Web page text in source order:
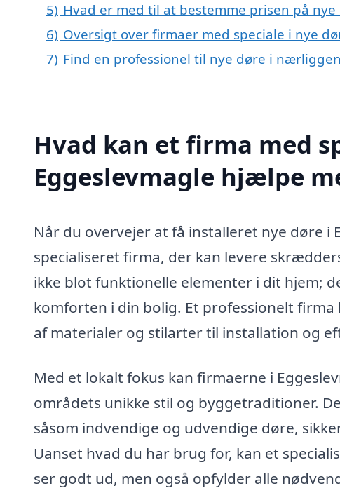
5) Hvad er med til at bestemme prisen på nye
6) Oversigt over firmaer med speciale i nye
7) Find en professionel til nye døre i
Hvad kan et firma med
Eggeslevmagle hjælpe
Når du overvejer at få installeret nye døre i
specialiseret firma, der kan levere
ikke blot funktionelle elementer i dit hjem;
komforten i din bolig. Et professionelt
af materialer og stilarter til installation og
Med et lokalt fokus kan firmaerne i
områdets unikke stil og byggetraditioner.
såsom indvendige og udvendige døre,
Uanset hvad du har brug for, kan et
ser godt ud, men også opfylder alle